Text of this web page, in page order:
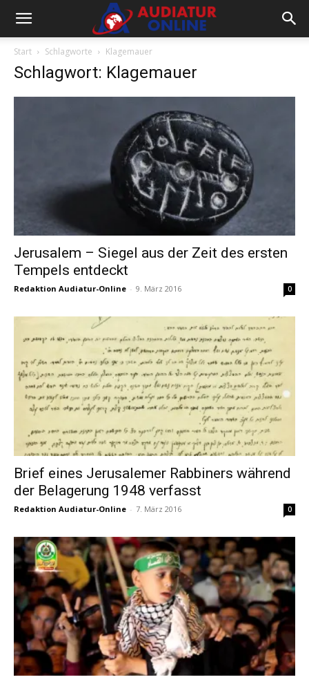
Start Schlagworte Klagemauer
Schlagwort: Klagemauer
Jerusalem – Siegel aus der Zeit des ersten
Tempels entdeckt
Redaktion Audiatur-Online - 9. März 2016 0
Brief eines Jerusalemer Rabbiners während
der Belagerung 1948 verfasst
Redaktion Audiatur-Online - 7. März 2016 0